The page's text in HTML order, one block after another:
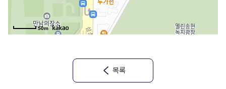
50m
목록